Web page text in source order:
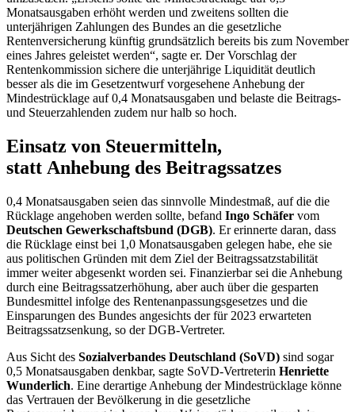
Monatsausgaben erhöht werden und zweitens sollten die
unterjährigen Zahlungen des Bundes an die gesetzliche
Rentenversicherung künftig grundsätzlich bereits bis zum November
eines Jahres geleistet werden“, sagte er. Der Vorschlag der
Rentenkommission sichere die unterjährige Liquidität deutlich
besser als die im Gesetzentwurf vorgesehene Anhebung der
Mindestrücklage auf 0,4 Monatsausgaben und belaste die Beitrags-
und Steuerzahlenden zudem nur halb so hoch.
Einsatz von Steuermitteln,
statt Anhebung des Beitragssatzes
0,4 Monatsausgaben seien das sinnvolle Mindestmaß, auf die die
Rücklage angehoben werden sollte, befand Ingo Schäfer vom
Deutschen Gewerkschaftsbund (DGB). Er erinnerte daran, dass
die Rücklage einst bei 1,0 Monatsausgaben gelegen habe, ehe sie
aus politischen Gründen mit dem Ziel der Beitragssatzstabilität
immer weiter abgesenkt worden sei. Finanzierbar sei die Anhebung
durch eine Beitragssatzerhöhung, aber auch über die gesparten
Bundesmittel infolge des Rentenanpassungsgesetzes und die
Einsparungen des Bundes angesichts der für 2023 erwarteten
Beitragssatzsenkung, so der DGB-Vertreter.
Aus Sicht des Sozialverbandes Deutschland (SoVD) sind sogar
0,5 Monatsausgaben denkbar, sagte SoVD-Vertreterin Henriette
Wunderlich. Eine derartige Anhebung der Mindestrücklage könne
das Vertrauen der Bevölkerung in die gesetzliche